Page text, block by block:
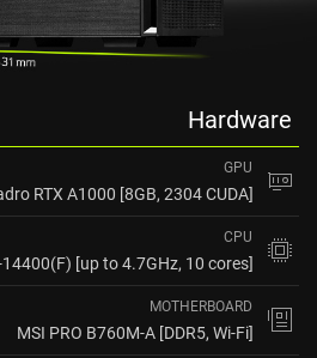
Hardware
RTX A1000 [8GB, 2304 CUDA]
[up to 4.7GHz, 10 cores]
MSI PRO B760M-A [DDR5, Wi-Fi]